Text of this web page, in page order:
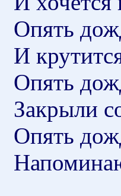
Опять
И
Опять
Закрыли
Опять